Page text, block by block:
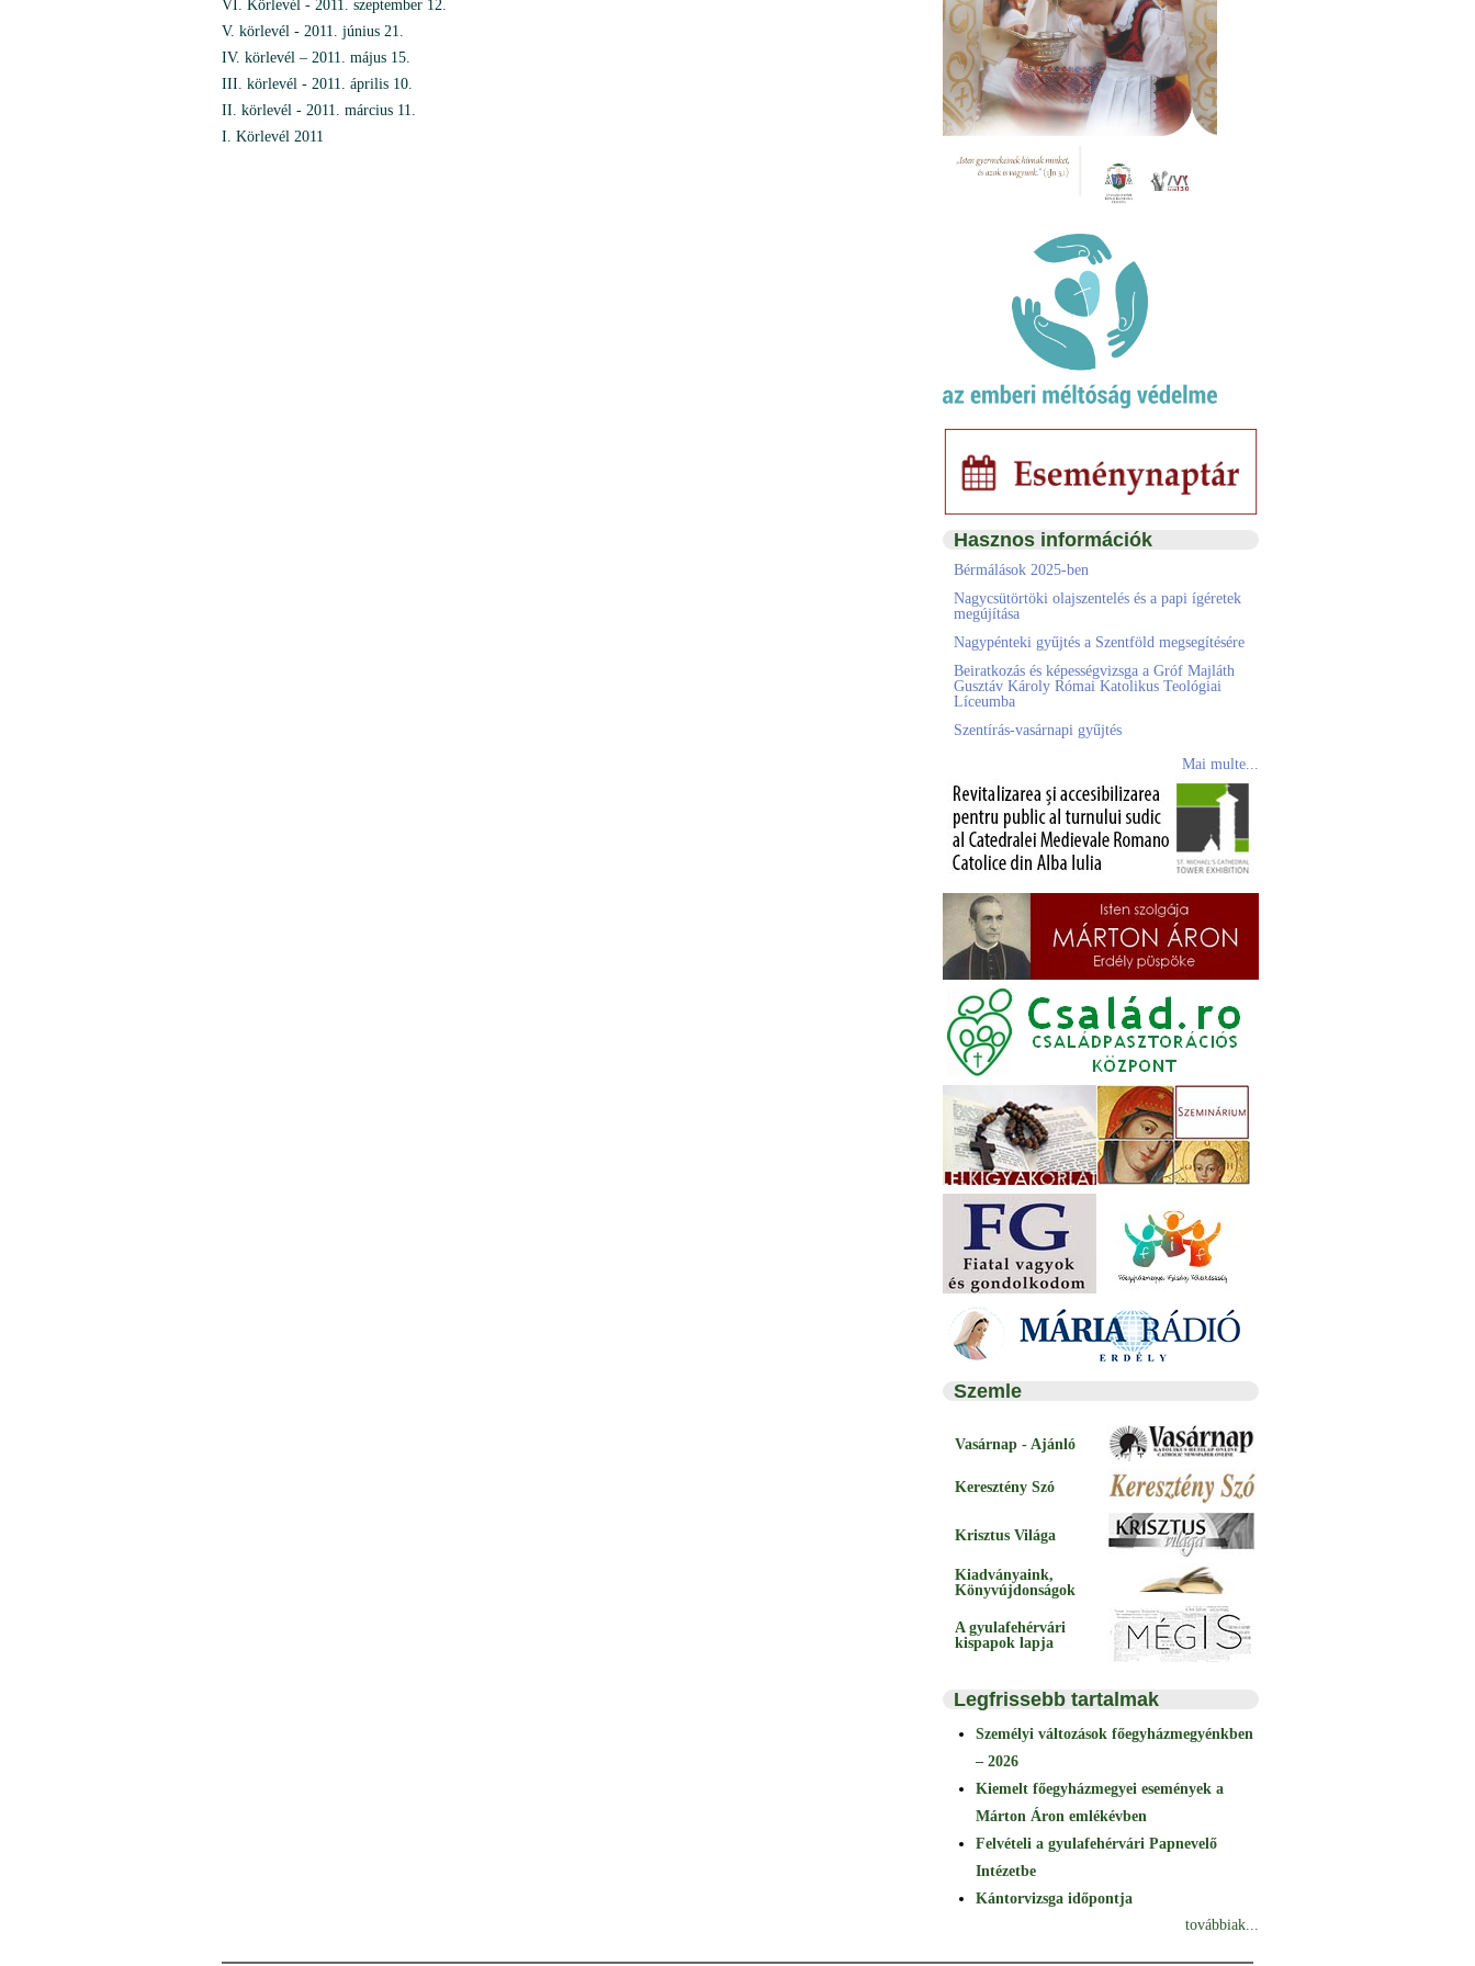
VI. Körlevél - 2011. szeptember 12.
V. körlevél - 2011. június 21.
IV. körlevél – 2011. május 15.
III. körlevél - 2011. április 10.
II. körlevél - 2011. március 11.
I. Körlevél 2011
Hasznos információk
Bérmálások 2025-ben
Nagycsütörtöki olajszentelés és a papi ígéretek
megújítása
Nagypénteki gyűjtés a Szentföld megsegítésére
Beiratkozás és képességvizsga a Gróf Majláth
Gusztáv Károly Római Katolikus Teológiai
Líceumba
Szentírás-vasárnapi gyűjtés
Mai multe...
Szemle
Vasárnap - Ajánló
Keresztény Szó
Krisztus Világa
Kiadványaink,
Könyvújdonságok
A gyulafehérvári
kispapok lapja
Legfrissebb tartalmak
Személyi változások főegyházmegyénkben
– 2026
Kiemelt főegyházmegyei események a
Márton Áron emlékévben
Felvételi a gyulafehérvári Papnevelő
Intézetbe
Kántorvizsga időpontja
továbbiak...